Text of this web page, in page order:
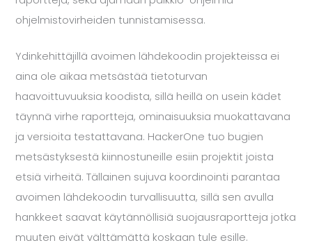
ohjelmistovirheiden tunnistamisessa.
Ydinkehittäjillä avoimen lähdekoodin projekteissa ei
aina ole aikaa metsästää tietoturvan
haavoittuvuuksia koodista, sillä heillä on usein kädet
täynnä virhe raportteja, ominaisuuksia muokattavana
ja versioita testattavana. HackerOne tuo bugien
metsästyksestä kiinnostuneille esiin projektit joista
etsiä virheitä. Tällainen sujuva koordinointi parantaa
avoimen lähdekoodin turvallisuutta, sillä sen avulla
hankkeet saavat käytännöllisiä suojausraportteja jotka
muuten eivät välttämättä koskaan tule esille.